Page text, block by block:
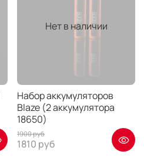
Нет в наличии
Набор аккумуляторов
Blaze (2 аккумулятора
18650)
1900 руб
1810 руб